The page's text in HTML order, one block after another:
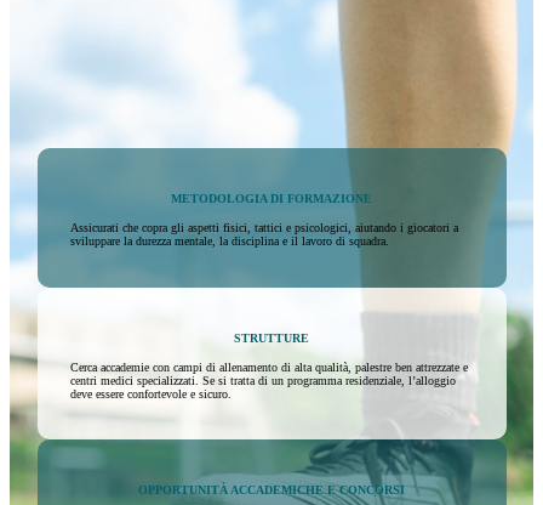
METODOLOGIA DI FORMAZIONE
Assicurati che copra gli aspetti fisici, tattici e psicologici, aiutando i giocatori a
sviluppare la durezza mentale, la disciplina e il lavoro di squadra.
STRUTTURE
Cerca accademie con campi di allenamento di alta qualità, palestre ben attrezzate e
centri medici specializzati. Se si tratta di un programma residenziale, l’alloggio
deve essere confortevole e sicuro.
OPPORTUNITÀ ACCADEMICHE E CONCORSI